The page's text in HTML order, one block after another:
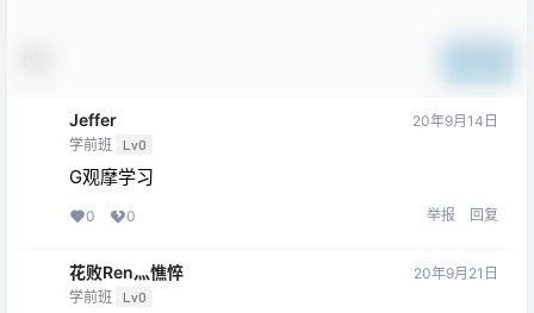
Jeffer
学前班 Lv0
20年9月14日
G观摩学习
0 0 举报 回复
花败Ren灬憔悴
学前班 Lv0
20年9月21日